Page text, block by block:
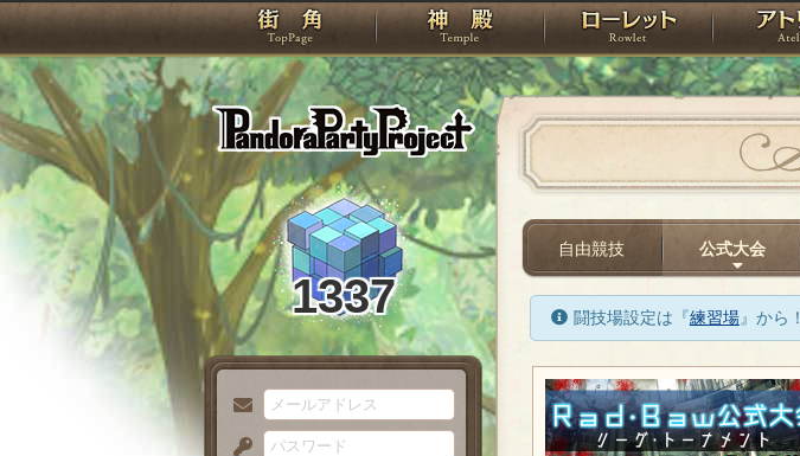
PandoraPartyProject
TOP 神殿 ローレット
1337
メ
自由競技 公式大会
闘技場設定は『練習場』から！